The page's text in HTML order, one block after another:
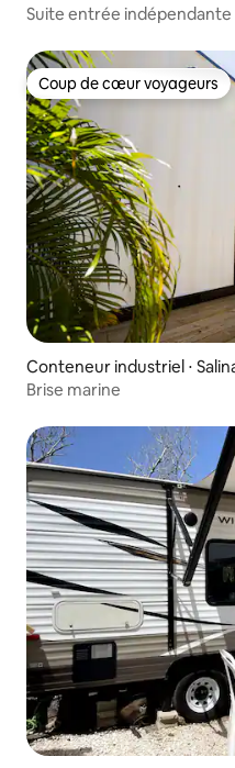
Suite entrée indépendante
Coup de cœur voyageurs
Coup de cœur voyageurs
Conteneur industriel ⋅
Brise marine